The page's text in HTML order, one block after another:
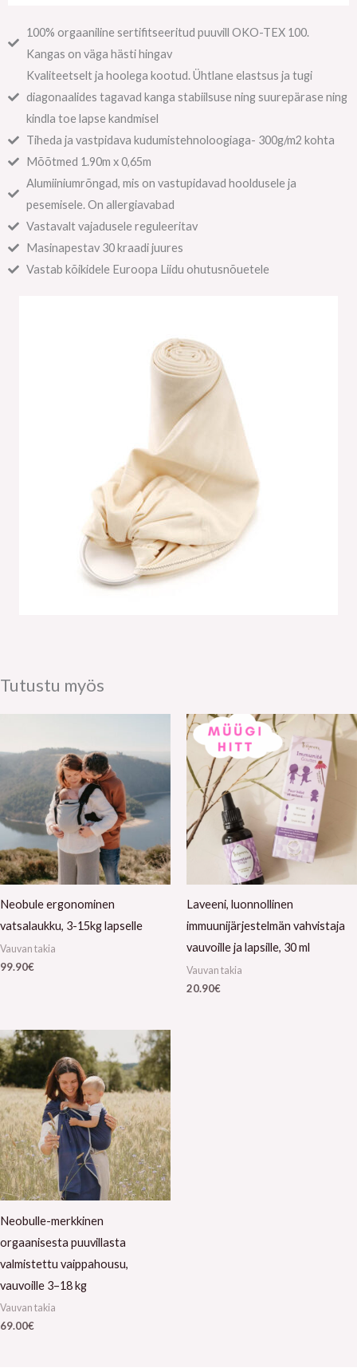
100% orgaaniline sertifitseeritud puuvill OKO-TEX 100.
Kangas on väga hästi hingav
Kvaliteetselt ja hoolega kootud. Ühtlane elastsus ja tugi
diagonaalides tagavad kanga stabiilsuse ning suurepärase ning
kindla toe lapse kandmisel
Tiheda ja vastpidava kudumistehnoloogiaga- 300g/m2 kohta
Mõõtmed 1.90m x 0,65m
Alumiiniumrõngad, mis on vastupidavad hooldusele ja
pesemisele. On allergiavabad
Vastavalt vajadusele reguleeritav
Masinapestav 30 kraadi juures
Vastab kõikidele Euroopa Liidu ohutusnõuetele
Tutustu myös
Neobule ergonominen
vatsalaukku, 3-15kg lapselle
Vauvan takia
99.90€
Laveeni, luonnollinen
immuunijärjestelmän vahvistaja
vauvoille ja lapsille, 30 ml
Vauvan takia
20.90€
Neobulle-merkkinen
orgaanisesta puuvillasta
valmistettu vaippahousu,
vauvoille 3–18 kg
Vauvan takia
69.00€